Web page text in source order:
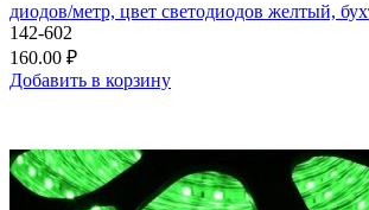
диодов/метр, цвет светодиодов желтый,
142-602
160.00 ₽
Добавить в корзину